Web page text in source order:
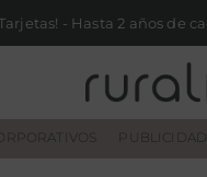
PUBLICIDAD